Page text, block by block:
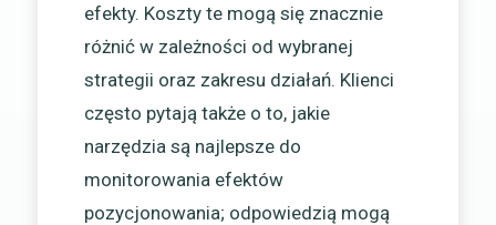
efekty. Koszty te mogą się znacznie
różnić w zależności od wybranej
strategii oraz zakresu działań. Klienci
często pytają także o to, jakie
narzędzia są najlepsze do
monitorowania efektów
pozycjonowania; odpowiedzią mogą